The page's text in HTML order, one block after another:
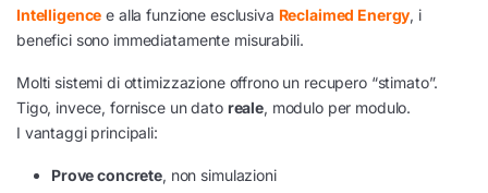
Intelligence e alla funzione esclusiva Reclaimed Energy, i
benefici sono immediatamente misurabili.
Molti sistemi di ottimizzazione offrono un recupero “stimato”.
Tigo, invece, fornisce un dato reale, modulo per modulo.
I vantaggi principali:
Prove concrete, non simulazioni